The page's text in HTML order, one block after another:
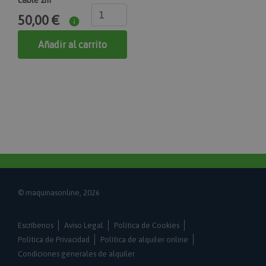
50,00 €
Añadir al carrito
© maquinasonline, 2026
Escríbenos Aviso Legal
Política de Cookies
Política de Privacidad
Política de alquiler online
Condiciones generales de alquiler
CookieScript
www.maquinasonline.com
El servicio Cookie-Script.com utiliza esta cookie
1 hora
Cookie generada por aplicaciones basadas en el
de sesión del usuario. Normalmente es un número
mantener un estado de inicio de sesión para un
usuario entre páginas.
searchReport-log